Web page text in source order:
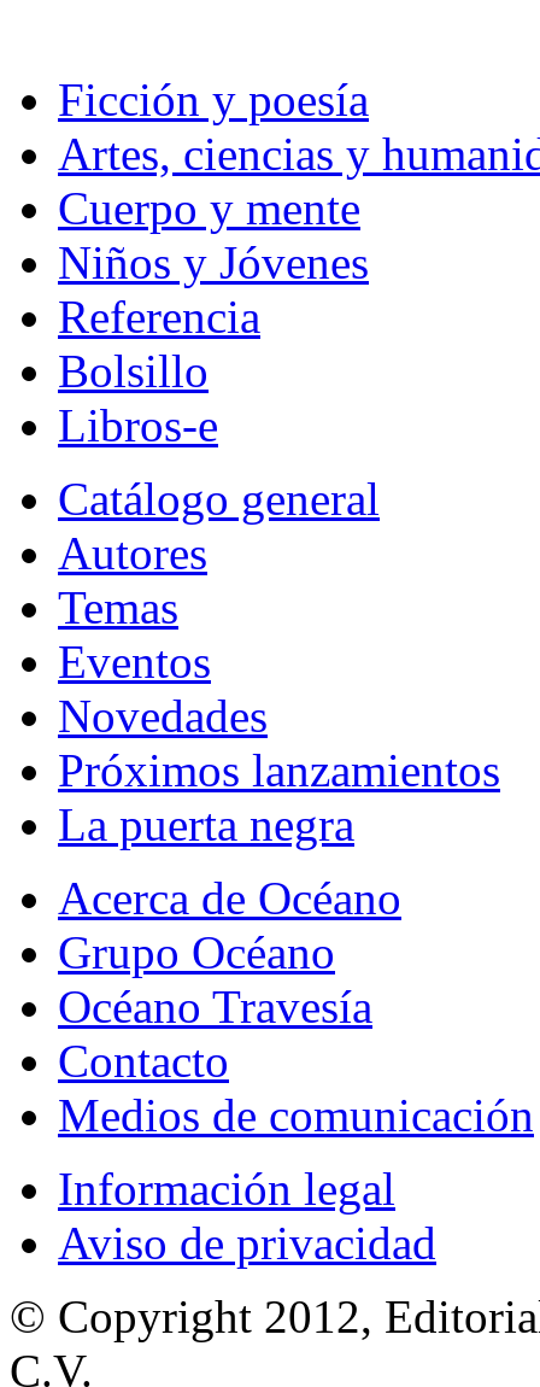
Ficción y poesía
Artes, ciencias y
Cuerpo y mente
Niños y Jóvenes
Referencia
Bolsillo
Libros-e
Catálogo general
Autores
Temas
Eventos
Novedades
Próximos lanzamientos
La puerta negra
Acerca de Océano
Grupo Océano
Océano Travesía
Contacto
Medios de comunicación
Información legal
Aviso de privacidad
© Copyright 2012,
C.V.